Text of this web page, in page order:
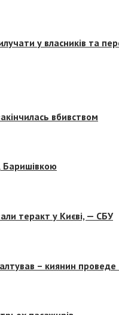
у власників та
вбивством
Баришівкою
теракт у Києві, — СБУ
– киянин проведе